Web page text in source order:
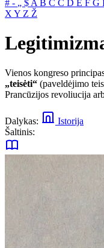
# ‐ „ $ A B C Č D E F G
X Y Z Ž
Vienos kongreso
„teisėti“ (paveldėjimo
Prancūzijos revoliucija
Dalykas:
Istorija
Šaltinis: